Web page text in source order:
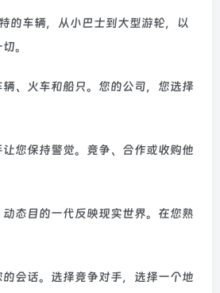
的车辆，从小巴士到大型游轮，以
。
、火车和船只。您的公司，您选择
您保持警觉。竞争、合作或收购他
态目的一代反映现实世界。在您熟
会话。选择竞争对手，选择一个地